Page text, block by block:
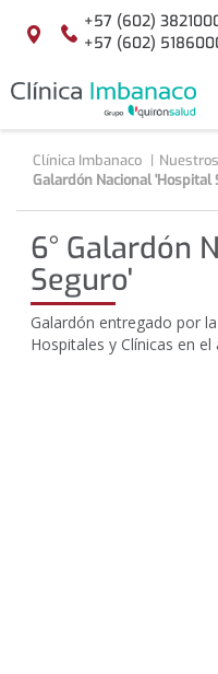
Saltar al contenido
Localización
+57 (602)
+57 (602)
Clínica Imbanaco
Galardón Nacional 'Hospital
6° Galardón
Seguro'
Galardón entregado por
Hospitales y Clínicas en el